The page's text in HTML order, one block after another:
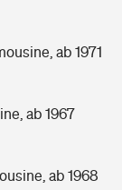
ab 1971
ab 1967
ab 1968